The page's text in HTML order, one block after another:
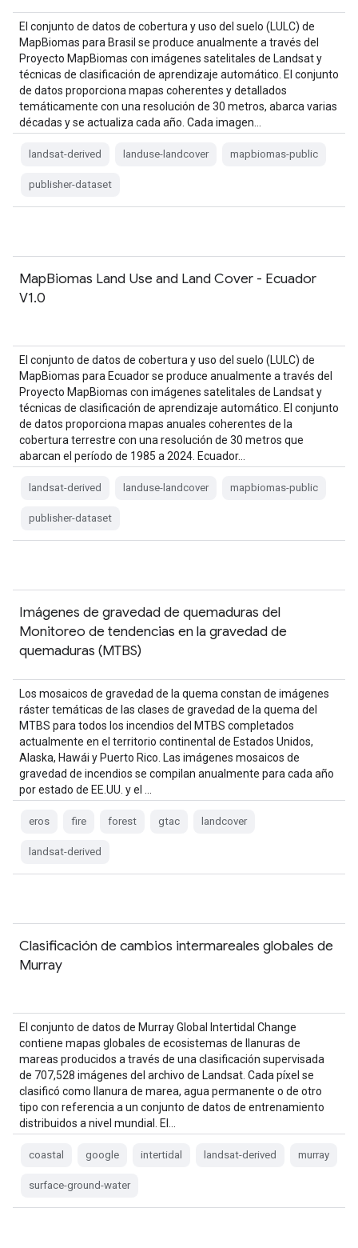
El conjunto de datos de cobertura y uso del suelo (LULC) de
MapBiomas para Brasil se produce anualmente a través del
Proyecto MapBiomas con imágenes satelitales de Landsat y
técnicas de clasificación de aprendizaje automático. El conjunto
de datos proporciona mapas coherentes y detallados
temáticamente con una resolución de 30 metros, abarca varias
décadas y se actualiza cada año. Cada imagen…
landsat-derived landuse-landcover mapbiomas-public
publisher-dataset
MapBiomas Land Use and Land Cover - Ecuador
V1.0
El conjunto de datos de cobertura y uso del suelo (LULC) de
MapBiomas para Ecuador se produce anualmente a través del
Proyecto MapBiomas con imágenes satelitales de Landsat y
técnicas de clasificación de aprendizaje automático. El conjunto
de datos proporciona mapas anuales coherentes de la
cobertura terrestre con una resolución de 30 metros que
abarcan el período de 1985 a 2024. Ecuador…
landsat-derived landuse-landcover mapbiomas-public
publisher-dataset
Imágenes de gravedad de quemaduras del
Monitoreo de tendencias en la gravedad de
quemaduras (MTBS)
Los mosaicos de gravedad de la quema constan de imágenes
ráster temáticas de las clases de gravedad de la quema del
MTBS para todos los incendios del MTBS completados
actualmente en el territorio continental de Estados Unidos,
Alaska, Hawái y Puerto Rico. Las imágenes mosaicos de
gravedad de incendios se compilan anualmente para cada año
por estado de EE.UU. y el …
eros fire forest gtac landcover
landsat-derived
Clasificación de cambios intermareales globales de
Murray
El conjunto de datos de Murray Global Intertidal Change
contiene mapas globales de ecosistemas de llanuras de
mareas producidos a través de una clasificación supervisada
de 707,528 imágenes del archivo de Landsat. Cada píxel se
clasificó como llanura de marea, agua permanente o de otro
tipo con referencia a un conjunto de datos de entrenamiento
distribuidos a nivel mundial. El…
coastal google intertidal landsat-derived murray
surface-ground-water